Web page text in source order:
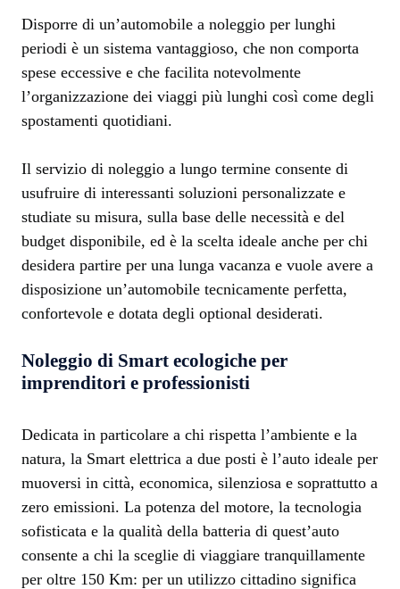
Disporre di un’automobile a noleggio per lunghi
periodi è un sistema vantaggioso, che non comporta
spese eccessive e che facilita notevolmente
l’organizzazione dei viaggi più lunghi così come degli
spostamenti quotidiani.
Il servizio di noleggio a lungo termine consente di
usufruire di interessanti soluzioni personalizzate e
studiate su misura, sulla base delle necessità e del
budget disponibile, ed è la scelta ideale anche per chi
desidera partire per una lunga vacanza e vuole avere a
disposizione un’automobile tecnicamente perfetta,
confortevole e dotata degli optional desiderati.
Noleggio di Smart ecologiche per
imprenditori e professionisti
Dedicata in particolare a chi rispetta l’ambiente e la
natura, la Smart elettrica a due posti è l’auto ideale per
muoversi in città, economica, silenziosa e soprattutto a
zero emissioni. La potenza del motore, la tecnologia
sofisticata e la qualità della batteria di quest’auto
consente a chi la sceglie di viaggiare tranquillamente
per oltre 150 Km: per un utilizzo cittadino significa